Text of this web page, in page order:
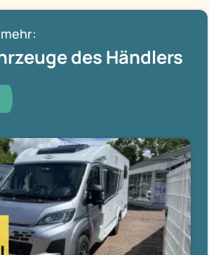
des Händlers